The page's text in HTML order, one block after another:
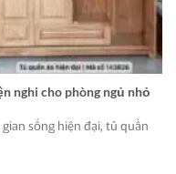
nghi cho phòng ngủ nhỏ
sống hiện đại, tủ quần